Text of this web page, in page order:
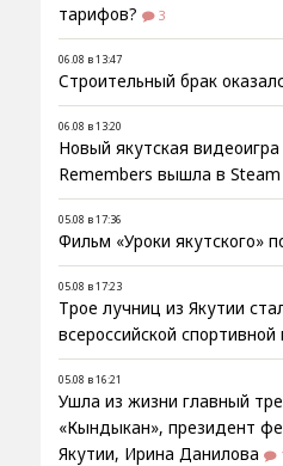
тарифов?
3
06.08 в 13:47
Строительный брак
06.08 в 13:20
Новый якутская
Remembers вышла в Steam
05.08 в 17:36
Фильм «Уроки якутского»
05.08 в 17:23
Трое лучниц из Якутии
всероссийской
05.08 в 16:21
Ушла из жизни главный
«Кындыкан», президент
Якутии, Ирина Данилова